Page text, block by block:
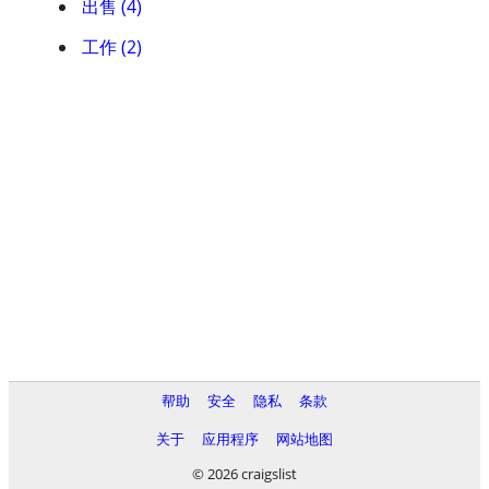
出售 (4)
工作 (2)
帮助 安全 隐私
条款
关于
应用程序
网站地图
© 2026 craigslist